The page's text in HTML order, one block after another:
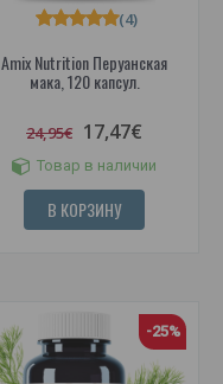
Amix Nutrition Перуанская
мака, 120 капсул.
(4)
24,95€ 17,47€
Товар в наличии
В КОРЗИНУ
-25%